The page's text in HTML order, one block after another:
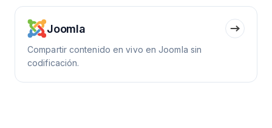
Joomla
Compartir contenido en vivo en Joomla sin
codificación.